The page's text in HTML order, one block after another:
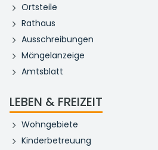
Ortsteile
Rathaus
Ausschreibungen
Mängelanzeige
Amtsblatt
LEBEN & FREIZEIT
Wohngebiete
Kinderbetreuung